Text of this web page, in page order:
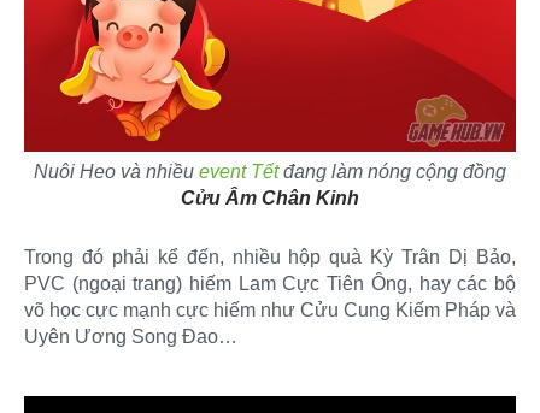
Nuôi Heo và nhiều event Tếtđang làm nóng cộng đồng
Cửu Âm Chân Kinh
Trong đó phải kể đến, nhiều hộp quà Kỳ Trân Dị Bảo,
PVC (ngoại trang) hiếm Lam Cực Tiên Ông, hay các bộ
võ học cực mạnh cực hiếm như Cửu Cung Kiếm Pháp và
Uyên Ương Song Đao…